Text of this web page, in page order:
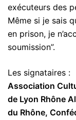
exécuteurs des
Même si je sais
en prison, je
soumission”.
Les signataires :
Association
de Lyon Rhône
du Rhône,